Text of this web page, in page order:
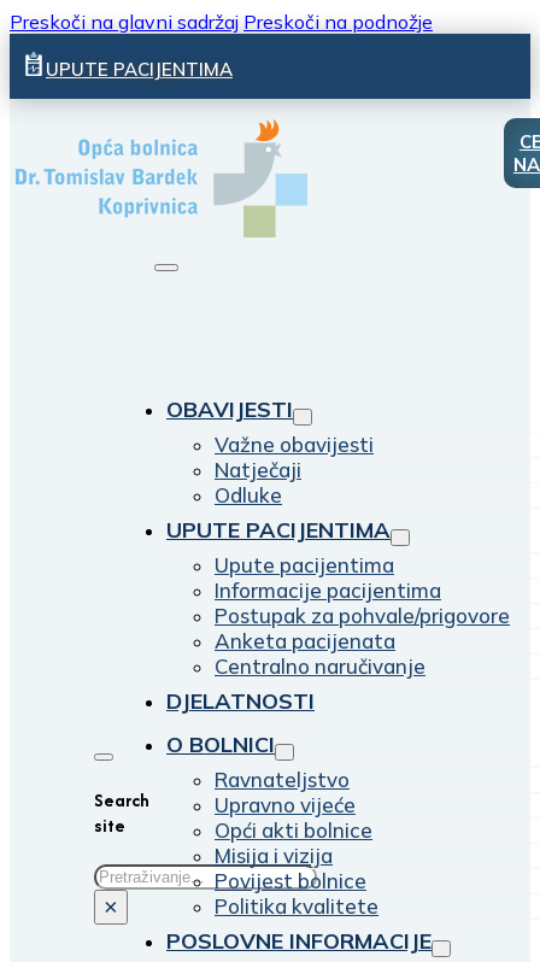
Preskoči na glavni sadržaj Preskoči na podnožje
UPUTE PACIJENTIMA
Search
site
Traži
×
OBAVIJESTI
Važne obavijesti
Natječaji
Odluke
UPUTE PACIJENTIMA
Upute pacijentima
Informacije pacijentima
Postupak za pohvale/prigovore
Anketa pacijenata
Centralno naručivanje
DJELATNOSTI
O BOLNICI
Ravnateljstvo
Upravno vijeće
Opći akti bolnice
Misija i vizija
Povijest bolnice
Politika kvalitete
POSLOVNE INFORMACIJE